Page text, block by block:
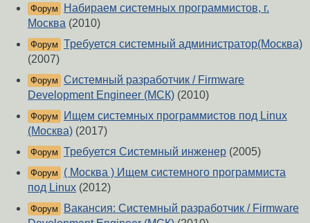
Форум
Набираем системных программистов, г.
Москва (2010)
Форум Требуется системный администратор(Москва)
(2007)
Форум Системный разработчик / Firmware
Development Engineer (МСК) (2010)
Форум
Ищем системных программистов под Linux
(Москва) (2017)
Форум Требуется Системный инженер (2005)
Форум
( Москва ) Ищем системного программиста
под Linux (2012)
Форум
Вакансия: Системный разработчик / Firmware